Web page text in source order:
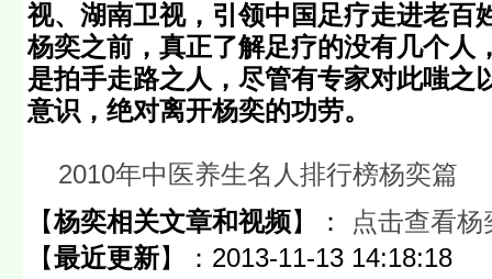
视、湖南卫视，引领中国足疗走进老百
杨奕之前，真正了解足疗的没有几个人
是拍手走路之人，尽管有专家对此嗤之
意识，绝对离开杨奕的功劳。
2010年中医养生名人排行榜杨奕篇
【杨奕相关文章和视频】：
点击查看
【最近更新】： 2013-11-13 14:18:18